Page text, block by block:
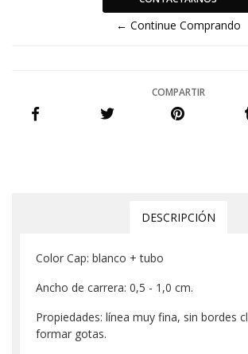
← Continue Comprando
COMPARTIR
DESCRIPCIÓN
Color Cap: blanco + tubo
Ancho de carrera: 0,5 - 1,0 cm.
Propiedades: línea muy fina, sin bordes
formar gotas.